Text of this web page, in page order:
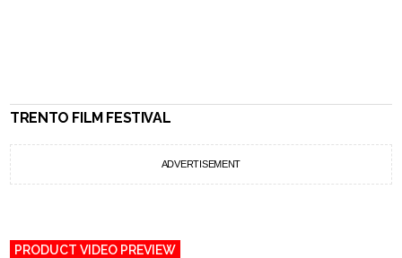
TRENTO FILM FESTIVAL
ADVERTISEMENT
PRODUCT VIDEO PREVIEW